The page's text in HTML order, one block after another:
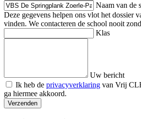
Naam van de
Deze gegevens helpen ons vlot het dossier
vinden. We contacteren de school nooit
Klas
Uw bericht
Ik heb de privacyverklaring van Vrij
ga hiermee akkoord.
Verzenden